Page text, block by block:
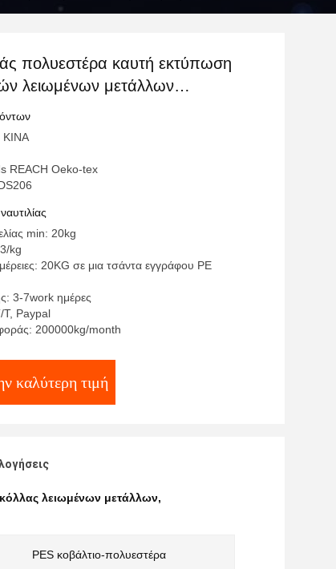
πολυεστέρα καυτή εκτύπωση
λειωμένων μετάλλων
ΚΙΝΑ
REACH Oeko-tex
min: 20kg
kg
20KG σε μια τσάντα εγγράφου PE
3-7work ημέρες
Paypal
200000kg/month
καλύτερη τιμή
λειωμένων μετάλλων,
PES κοβάλτιο-πολυεστέρα